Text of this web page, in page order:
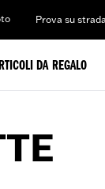
Prova su strada
DA REGALO